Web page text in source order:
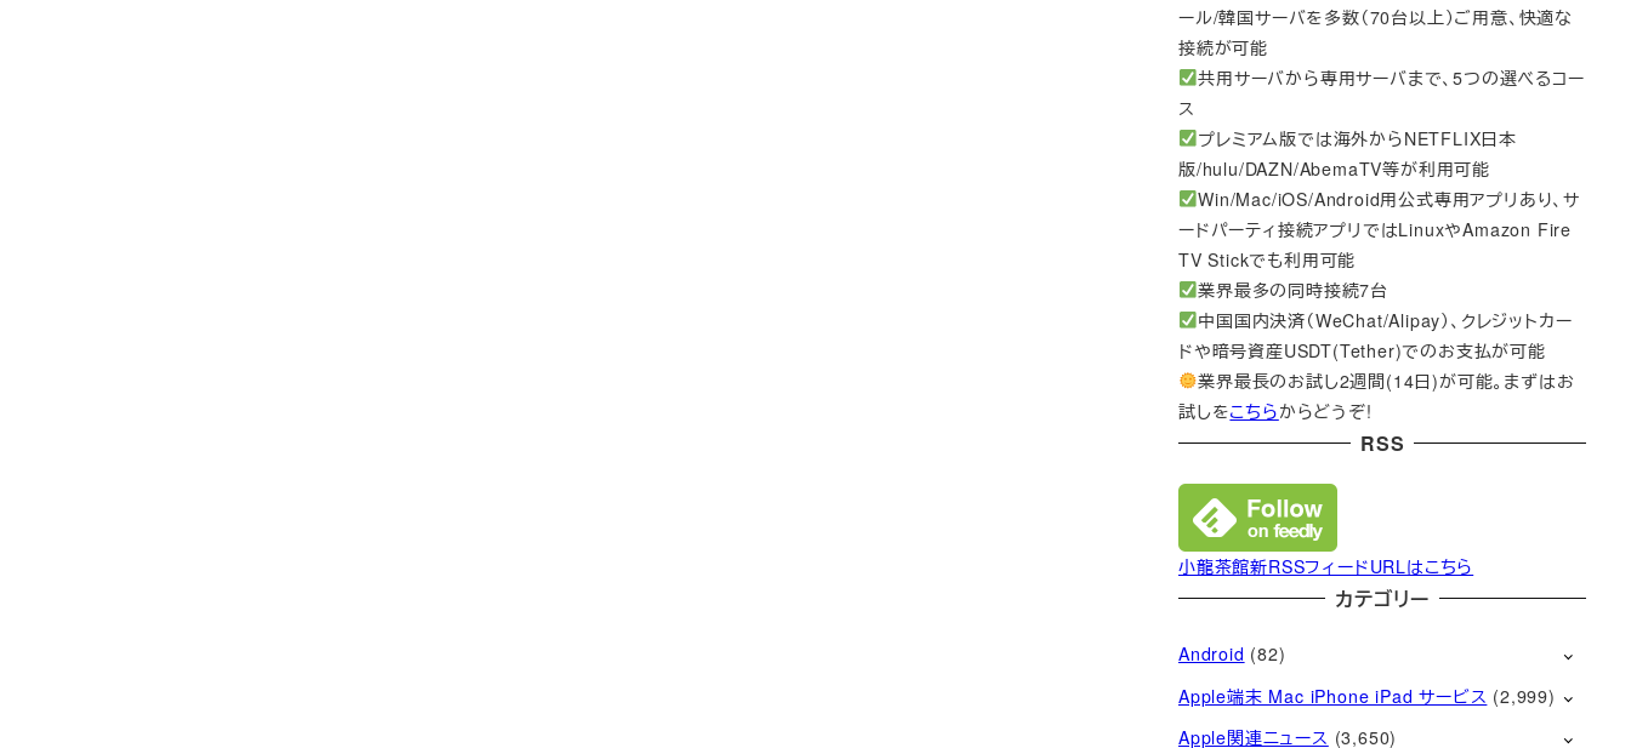
ール/韓国サーバを多数（70台以上）ご用意、快適な
接続が可能
共用サーバから専用サーバまで、5つの選べるコー
ス
プレミアム版では海外からNETFLIX日本
版/hulu/DAZN/AbemaTV等が利用可能
Win/Mac/iOS/Android用公式専用アプリあり、サ
ードパーティ接続アプリではLinuxやAmazon Fire
TV Stickでも利用可能
業界最多の同時接続7台
中国国内決済（WeChat/Alipay）、クレジットカー
ドや暗号資産USDT(Tether)でのお支払が可能
業界最長のお試し2週間(14日)が可能。まずはお
試しをこちらからどうぞ!
RSS
小龍茶館新RSSフィードURLはこちら
カテゴリー
Android (82)
Apple端末 Mac iPhone iPad サービス (2,999)
Apple関連ニュース (3,650)